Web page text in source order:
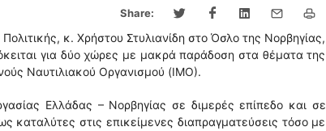
Share:
κ. Χρήστου Στυλιανίδη στο Όσλο της Νορβηγίας,
για δύο χώρες με μακρά παράδοση στα θέματα της
Ναυτιλιακού Οργανισμού (ΙΜΟ).
Ελλάδας – Νορβηγίας σε διμερές επίπεδο και σε
καταλύτες στις επικείμενες διαπραγματεύσεις τόσο με